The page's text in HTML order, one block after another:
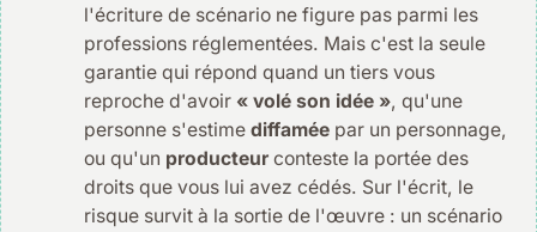
l'écriture de scénario ne figure pas parmi les
professions réglementées. Mais c'est la seule
garantie qui répond quand un tiers vous
reproche d'avoir « volé son idée », qu'une
personne s'estimediffamée par un personnage,
ou qu'un producteur conteste la portée des
droits que vous lui avez cédés. Sur l'écrit, le
risque survit à la sortie de l'œuvre : un scénario